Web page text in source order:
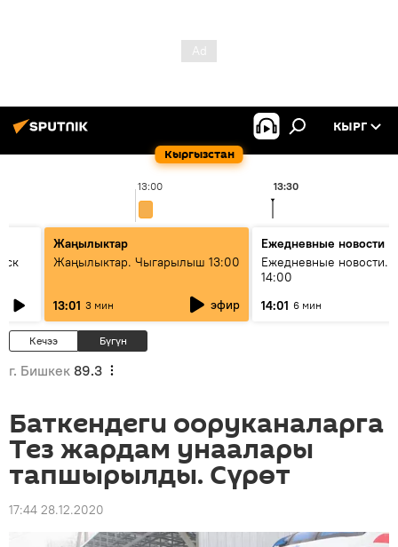
Кыргызстан
КЫРГ
13:00 13:30
Жаңылыктар
Жаңылыктар. Чыгарылыш 13:00
13:01 3 мин эфир
Ежедневные новости
Ежедневные новости.
14:00
14:01 6 мин
Кечээ Бүгүн
г. Бишкек 89.3
Баткендеги ооруканаларга
Тез жардам унаалары
тапшырылды. Сүрөт
17:44 28.12.2020